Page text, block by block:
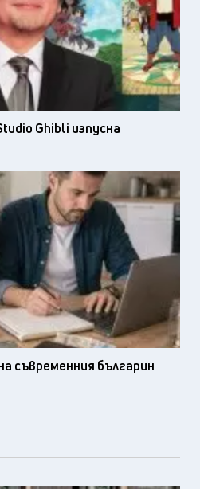
Ghibli изпусна
съвременния българин